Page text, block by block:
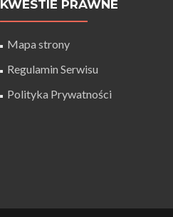
KWESTIE PRAWNE
Mapa strony
Regulamin Serwisu
Polityka Prywatności